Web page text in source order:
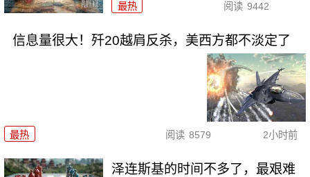
最热 阅读 9442
信息量很大！歼20越肩反杀，美西方都不淡定了
最热 阅读 8579 2小时前
泽连斯基的时间不多了，最艰难